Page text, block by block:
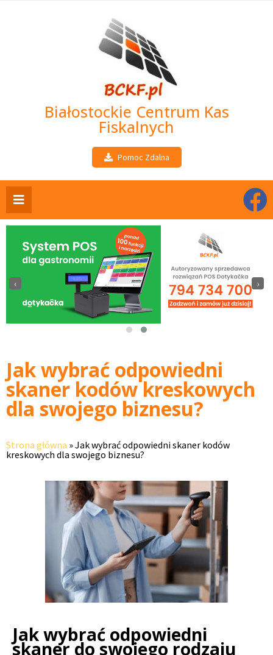
Białostockie Centrum Kas
Fiskalnych
Pomoc Zdalna
‹ ›
Jak wybrać odpowiedni
skaner kodów kreskowych
dla swojego biznesu?
Strona główna »Jak wybrać odpowiedni skaner kodów
kreskowych dla swojego biznesu?
Jak wybrać odpowiedni
skaner do swojego rodzaju